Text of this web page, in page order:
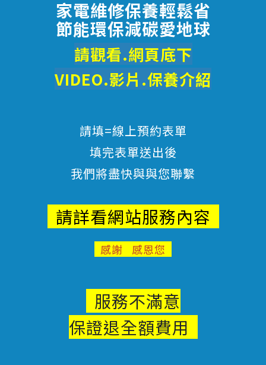
家電維修保養輕鬆省
節能環保減碳愛地球
請觀看.網頁底下
VIDEO.影片.保養介紹
請填=線上預約表單
填完表單送出後
我們將盡快與與您聯繫
請詳看網站服務內容
感謝 感恩您
服務不滿意
保證退全額費用